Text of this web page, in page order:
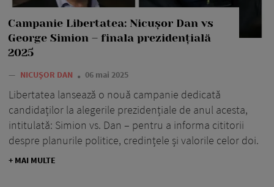
Campanie Libertatea: Nicușor Dan vs
George Simion – finala prezidențială
2025
— NICUȘOR DAN 06 mai 2025
Libertatea lansează o nouă campanie dedicată
candidaților la alegerile prezidențiale de anul acesta,
intitulată: Simion vs. Dan – pentru a informa cititorii
despre planurile politice, credințele și valorile celor doi.
+ MAI MULTE